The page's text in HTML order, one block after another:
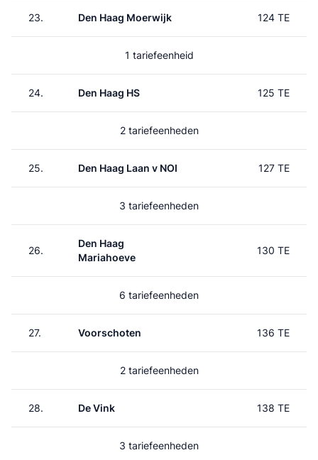
23. Den Haag Moerwijk 124 TE
1 tariefeenheid
24. Den Haag HS 125 TE
2 tariefeenheden
25. Den Haag Laan v NOI 127 TE
3 tariefeenheden
26.
Den Haag
Mariahoeve
130 TE
6 tariefeenheden
27. Voorschoten 136 TE
2 tariefeenheden
28. De Vink 138 TE
3 tariefeenheden